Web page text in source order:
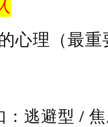
心理（最
：逃避型 /